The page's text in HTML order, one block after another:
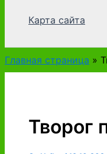
Карта сайта
Главная страница »
Творог